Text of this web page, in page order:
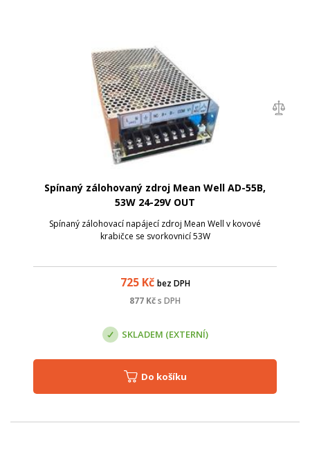
Spínaný zálohovaný zdroj Mean Well AD-55B,
53W 24-29V OUT
Spínaný zálohovací napájecí zdroj Mean Well v kovové
krabičce se svorkovnicí 53W
725Kč bez DPH
877 Kčs DPH
SKLADEM (EXTERNÍ)
Do košíku